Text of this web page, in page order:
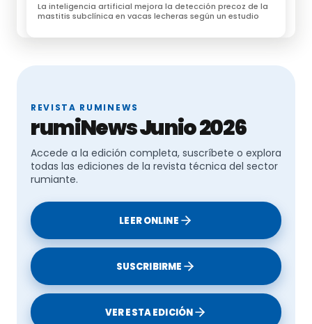
La inteligencia artificial mejora la detección precoz de la
mastitis subclínica en vacas lecheras según un estudio
REVISTA RUMINEWS
rumiNews Junio 2026
Accede a la edición completa, suscríbete o explora
todas las ediciones de la revista técnica del sector
rumiante.
LEER ONLINE
SUSCRIBIRME
VER ESTA EDICIÓN